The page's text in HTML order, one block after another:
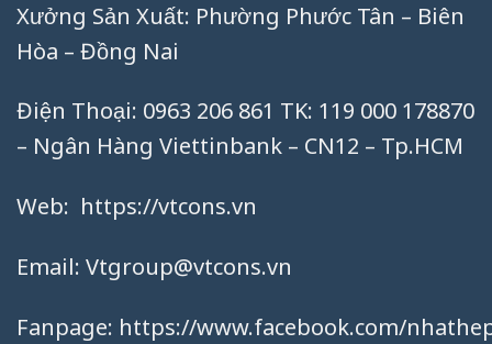
Xưởng Sản Xuất: Phường Phước Tân – Biên
Hòa – Đồng Nai
Điện Thoại: 0963 206 861 TK: 119 000 178870
– Ngân Hàng Viettinbank – CN12 – Tp.HCM
Web: https://vtcons.vn
Email: Vtgroup@vtcons.vn
Fanpage: https://www.facebook.com/